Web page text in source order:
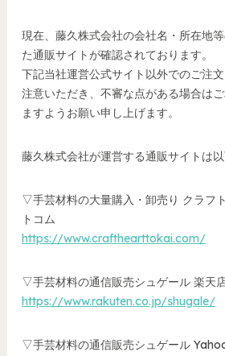
現在、藤久株式会社の会社名・所在地
た通販サイトが確認されております。
下記当社運営公式サイト以外でのご注
注意いただき、不審な点がある場合は
ますようお願い申し上げます。
藤久株式会社が運営する通販サイトは以
▽手芸材料の大量購入・卸売り クラフ
トコム
https://www.crafthearttokai.com/
▽手芸材料の通信販売シュゲール 楽天
https://www.rakuten.co.jp/shugale/
▽手芸材料の通信販売シュゲール